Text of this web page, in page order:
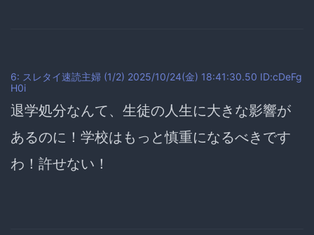
6: スレタイ速読主婦 (1/2) 2025/10/24(金) 18:41:30.50 ID:cDeFg
H0i
退学処分なんて、生徒の人生に大きな影響が
あるのに！学校はもっと慎重になるべきです
わ！許せない！